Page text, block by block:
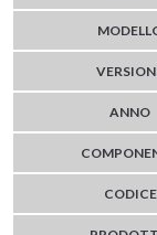
ANNO
CODICE